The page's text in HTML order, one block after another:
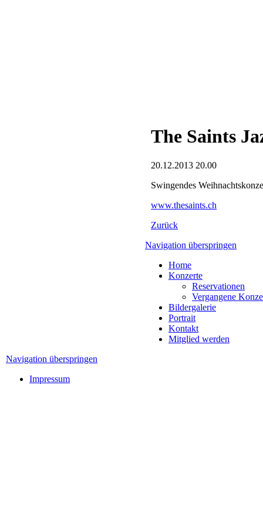
The Saints
20.12.2013 20.00
Swingendes
www.thesaints.ch
Zurück
Navigation überspringen
Home
Konzerte
Reservationen
Vergangene
Bildergalerie
Portrait
Kontakt
Mitglied werden
Navigation überspringen
Impressum